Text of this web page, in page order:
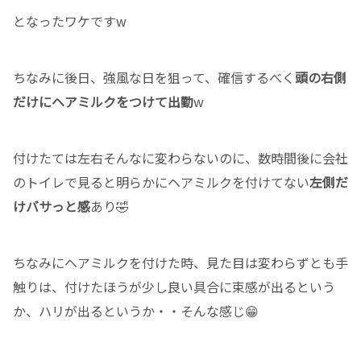
となったワケですw
ちなみに後日、強風な日を狙って、確信するべく頭の右側
だけにヘアミルクをつけて出勤w
付けたては左右そんなに変わらないのに、数時間後に会社
のトイレで見ると明らかにヘアミルクを付けてない左側だ
けバサっと感あり🤣
ちなみにヘアミルクを付けた時、見た目は変わらずとも手
触りは、付けたほうが少し良い具合に束感が出るという
か、ハリが出るというか・・そんな感じ😁